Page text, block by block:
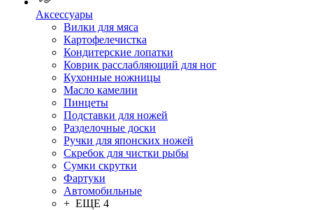
Аксессуары
Вилки для мяса
Картофелечистка
Кондитерские лопатки
Коврик расслабляющий для ног
Кухонные ножницы
Масло камелии
Пинцеты
Подставки для ножей
Разделочные доски
Ручки для японских ножей
Скребок для чистки рыбы
Сумки скрутки
Фартуки
Автомобильные
+ ЕЩЕ 4